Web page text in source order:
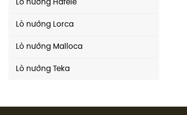
Lò nướng Hafele
Lò nướng Lorca
Lò nướng Malloca
Lò nướng Teka